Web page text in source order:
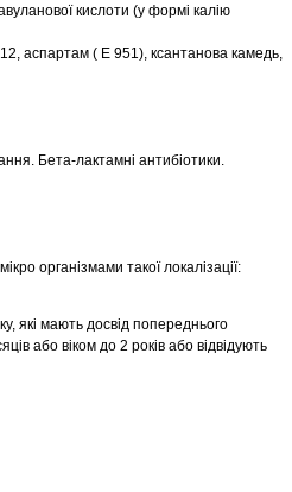
кислоти (у формі калію
аспартам ( Е 951), ксантанова камедь,
Бета-лактамні антибіотики.
організмами такої локалізації:
які мають досвід попереднього
або віком до 2 років або відвідують